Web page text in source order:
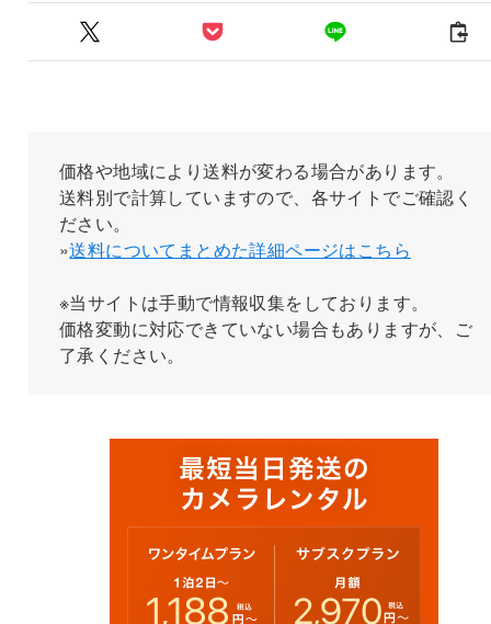
価格や地域により送料が変わる場合があります。
送料別で計算していますので、各サイトでご確認く
ださい。
»送料についてまとめた詳細ページはこちら
※当サイトは手動で情報収集をしております。
価格変動に対応できていない場合もありますが、ご
了承ください。